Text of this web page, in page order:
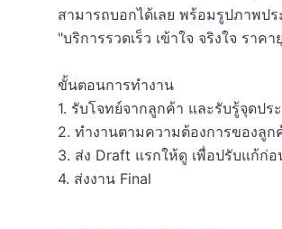
สามารถบอกได้เลย พร้อมรูปภาพปร
"บริการรวดเร็ว เข้าใจ จริงใจ ราค
ขั้นตอนการทำงาน
1. รับโจทย์จากลูกค้า และรับรู้จุดป
2. ทำงานตามความต้องการของลูก
3. ส่ง Draft แรกให้ดู เพื่อปรับแก้ก่อ
4. ส่งงาน Final